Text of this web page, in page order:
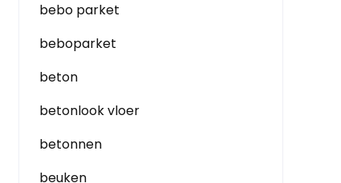
bebo parket
beboparket
beton
betonlook vloer
betonnen
beuken